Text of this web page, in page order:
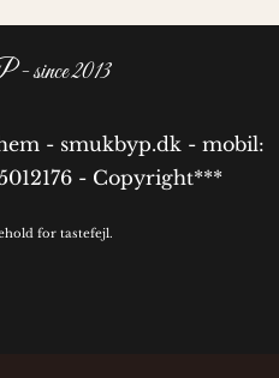
since 2013
- smukbyp.dk - mobil:
- Copyright***
for tastefejl.